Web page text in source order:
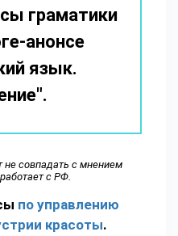
граматики
анонсе
язык.
совпадать с мнением
с РФ.
по управлению
красоты.